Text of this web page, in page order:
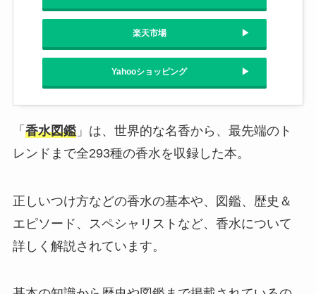
楽天市場
Yahooショッピング
「 香水図鑑」は、世界的な名香から、最先端のト
レンドまで全293種の香水を収録した本。
正しいつけ方などの香水の基本や、図鑑、歴史＆
エピソード、スペシャリストなど、香水について
詳しく解説されています。